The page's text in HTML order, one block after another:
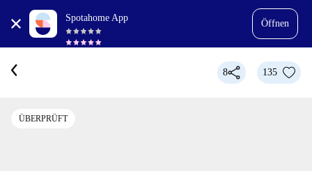
Spotahome App
Öffnen
8 135
ÜBERPRÜFT